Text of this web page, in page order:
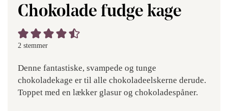
Chokolade fudge kage
2 stemmer
Denne fantastiske, svampede og tunge
chokoladekage er til alle chokoladeelskerne derude.
Toppet med en lækker glasur og chokoladespåner.